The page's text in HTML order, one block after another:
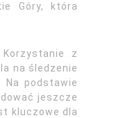
Góry, która
z
na śledzenie
podstawie
jeszcze
kluczowe dla